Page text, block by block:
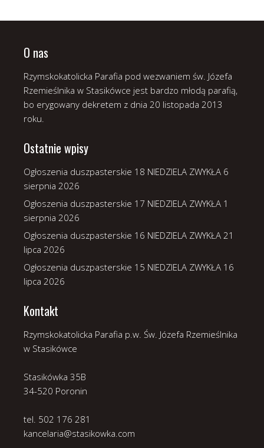
O nas
Rzymskokatolicka Parafia pod wezwaniem św. Józefa
Rzemieślnika w Stasikówce jest bardzo młodą parafią,
bo erygowany dekretem z dnia 20 listopada 2013
roku.
Ostatnie wpisy
Ogłoszenia duszpasterskie 18 NIEDZIELA ZWYKŁA 6
sierpnia 2026
Ogłoszenia duszpasterskie 17 NIEDZIELA ZWYKŁA 1
sierpnia 2026
Ogłoszenia duszpasterskie 16 NIEDZIELA ZWYKŁA 21
lipca 2026
Ogłoszenia duszpasterskie 15 NIEDZIELA ZWYKŁA 16
lipca 2026
Kontakt
Rzymskokatolicka Parafia p.w. Św. Józefa Rzemieślnika
w Stasikówce
Stasikówka 35B
34-520 Poronin
tel. 502 176 281
kancelaria@stasikowka.com